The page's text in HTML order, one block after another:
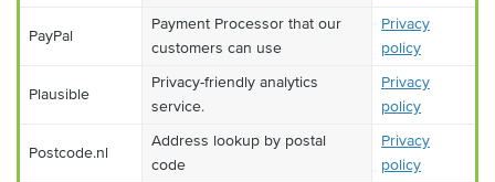
PayPal
Payment Processor that our
customers can use
Privacy
policy
Plausible
Privacy-friendly analytics
service.
Privacy
policy
Postcode.nl
Address lookup by postal
code
Privacy
policy